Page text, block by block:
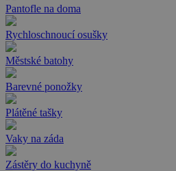
Pantofle na doma
Rychloschnoucí osušky
Městské batohy
Barevné ponožky
Plátěné tašky
Vaky na záda
Zástěry do kuchyně